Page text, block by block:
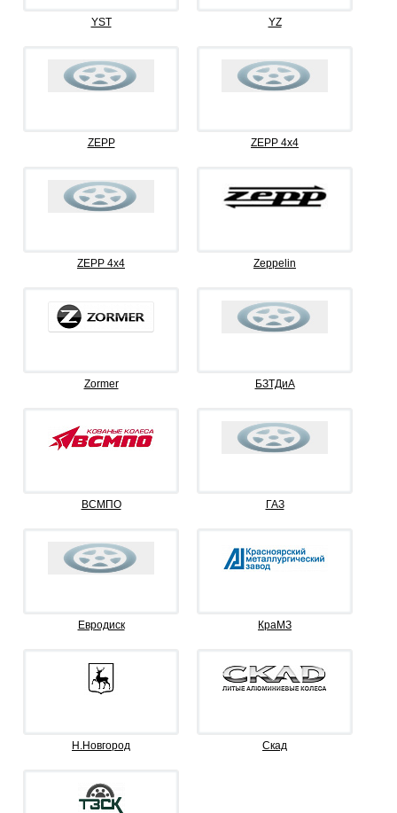
YST YZ
ZEPP ZEPP 4x4
ZEPP 4х4 Zeppelin
Zormer БЗТДиА
ВСМПО ГАЗ
Евродиск КраМЗ
Н.Новгород Скад